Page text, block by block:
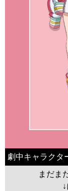
劇中キャラクタ
まだま